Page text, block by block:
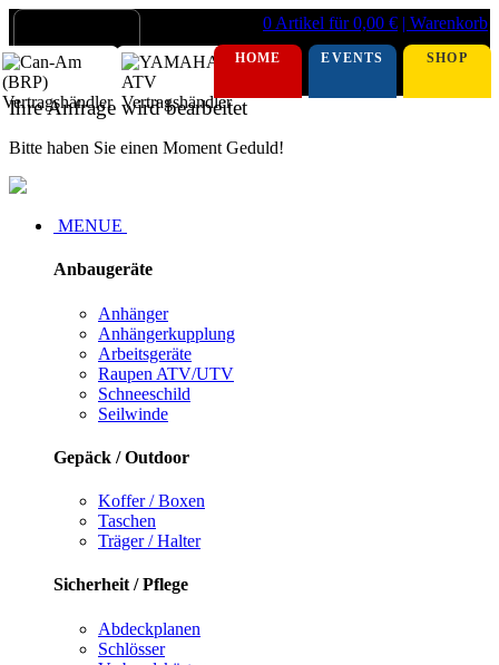
0 Artikel für 0,00 € | Warenkorb
HOME EVENTS SHOP
Ihre Anfrage wird bearbeitet
Bitte haben Sie einen Moment Geduld!
MENUE
Anbaugeräte
Anhänger
Anhängerkupplung
Arbeitsgeräte
Raupen ATV/UTV
Schneeschild
Seilwinde
Gepäck / Outdoor
Koffer / Boxen
Taschen
Träger / Halter
Sicherheit / Pflege
Abdeckplanen
Schlösser